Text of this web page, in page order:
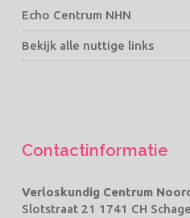
Echo Centrum NHN
Bekijk alle nuttige links
Contactinformatie
Verloskundig Centrum
Slotstraat 21 1741 CH